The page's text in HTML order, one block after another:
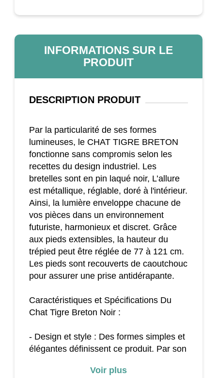
INFORMATIONS SUR LE
PRODUIT
DESCRIPTION PRODUIT
Par la particularité de ses formes
lumineuses, le CHAT TIGRE BRETON
fonctionne sans compromis selon les
recettes du design industriel. Les
bretelles sont en pin laqué noir, L’allure
est métallique, réglable, doré à l'intérieur.
Ainsi, la lumière enveloppe chacune de
vos pièces dans un environnement
futuriste, harmonieux et discret. Grâce
aux pieds extensibles, la hauteur du
trépied peut être réglée de 77 à 121 cm.
Les pieds sont recouverts de caoutchouc
pour assurer une prise antidérapante.
Caractéristiques et Spécifications Du
Chat Tigre Breton Noir :
- Design et style : Des formes simples et
élégantes définissent ce produit. Par son
au décor de vos espaces intérieurs une
Voir plus